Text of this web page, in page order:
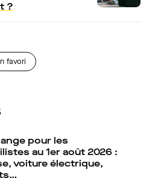
?
favori
pour les
au 1er août 2026 :
voiture électrique,